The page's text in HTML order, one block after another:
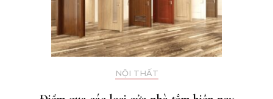
NỘI THẤT